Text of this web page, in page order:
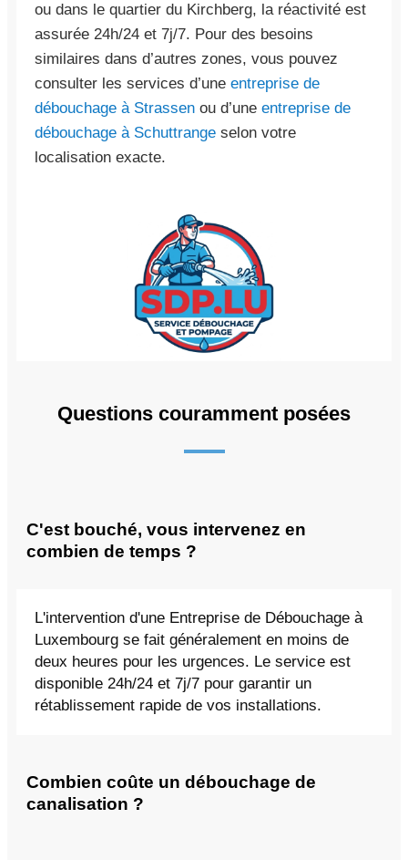
ou dans le quartier du Kirchberg, la réactivité est
assurée 24h/24 et 7j/7. Pour des besoins
similaires dans d’autres zones, vous pouvez
consulter les services d’une entreprise de
débouchage à Strassen ou d’une entreprise de
débouchage à Schuttrange selon votre
localisation exacte.
Questions couramment posées
C'est bouché, vous intervenez en
combien de temps ?
L'intervention d'une Entreprise de Débouchage à
Luxembourg se fait généralement en moins de
deux heures pour les urgences. Le service est
disponible 24h/24 et 7j/7 pour garantir un
rétablissement rapide de vos installations.
Combien coûte un débouchage de
canalisation ?